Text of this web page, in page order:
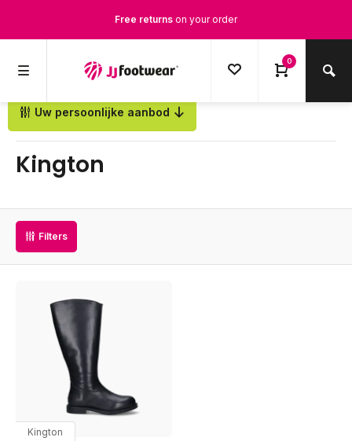
Free returns on your order
0
Uw persoonlijke aanbod
Kington
Filters
Kington